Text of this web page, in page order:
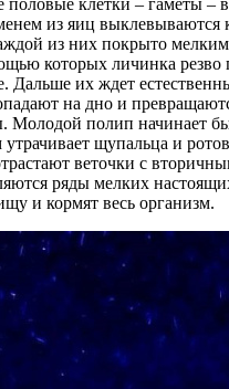
из яиц выклевываются
из них покрыто
которых личинка резво
Дальше их ждет
на дно и
Молодой полип начинает
щупальца и
веточки с
ряды мелких
и кормят весь организм.